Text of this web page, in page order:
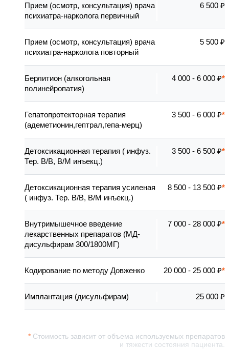
Стоимость зависит от объема используемых препаратов
и тяжести состояния пациента.
Прием (осмотр, консультация) врача
психиатра-нарколога первичный
6 500 ₽
Прием (осмотр, консультация) врача
психиатра-нарколога повторный
5 500 ₽
Берлитион (алкогольная
полинейропатия)
4 000 - 6 000 ₽
Гепатопротекторная терапия
(адеметионин,гептрал,гепа-мерц)
3 500 - 6 000 ₽
Детоксикационная терапия ( инфуз.
Тер. В/В, В/М инъекц.)
3 500 - 6 500 ₽
Детоксикационная терапия усиленая
( инфуз. Тер. В/В, В/М инъекц.)
8 500 - 13 500 ₽
Внутримышечное введение
лекарственных препаратов (МД-
дисульфирам 300/1800МГ)
7 000 - 28 000 ₽
Кодирование по методу Довженко 20 000 - 25 000 ₽
Имплантация (дисульфирам) 25 000 ₽